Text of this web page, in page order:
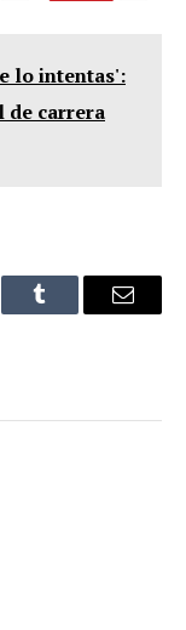
lo intentas':
de carrera
Tumblr Email